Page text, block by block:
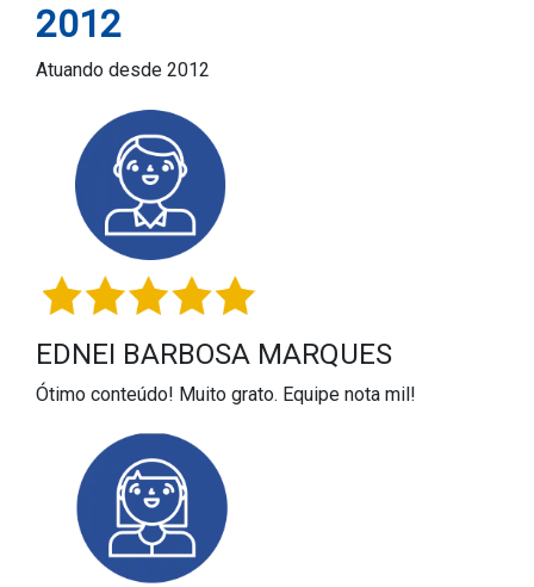
2012
Atuando desde 2012
EDNEI BARBOSA MARQUES
Ótimo conteúdo! Muito grato. Equipe nota mil!